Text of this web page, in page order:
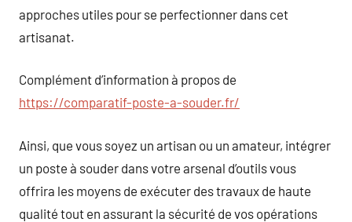
approches utiles pour se perfectionner dans cet
artisanat.
Complément d’information à propos de
https://comparatif-poste-a-souder.fr/
Ainsi, que vous soyez un artisan ou un amateur, intégrer
un poste à souder dans votre arsenal d’outils vous
offrira les moyens de exécuter des travaux de haute
qualité tout en assurant la sécurité de vos opérations